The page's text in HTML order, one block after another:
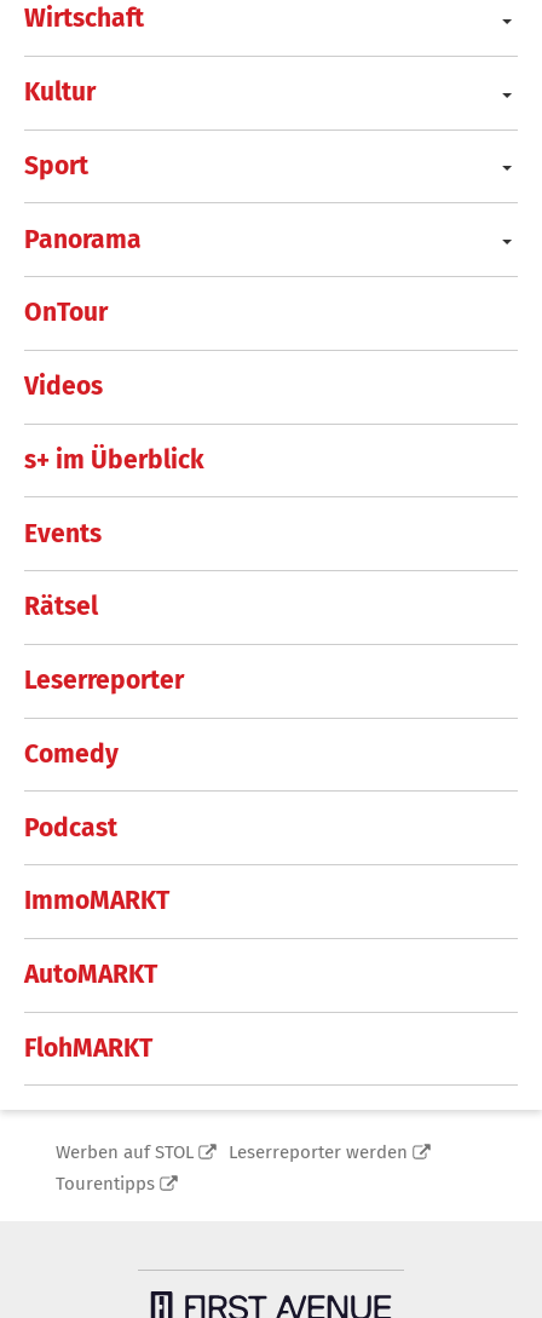
Wirtschaft
Kultur
Sport
Panorama
OnTour
Videos
s+ im Überblick
Events
Rätsel
Leserreporter
Comedy
Podcast
ImmoMARKT
AutoMARKT
FlohMARKT
Werben auf STOL
Leserreporter werden
Tourentipps